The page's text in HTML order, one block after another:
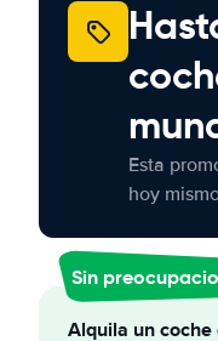
Esta
hoy
Sin
Alquila un